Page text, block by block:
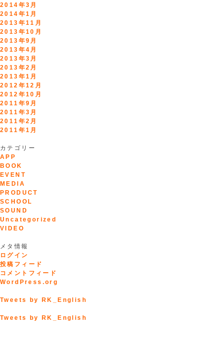
2014年3月
2014年1月
2013年11月
2013年10月
2013年9月
2013年4月
2013年3月
2013年2月
2013年1月
2012年12月
2012年10月
2011年9月
2011年3月
2011年2月
2011年1月
カテゴリー
APP
BOOK
EVENT
MEDIA
PRODUCT
SCHOOL
SOUND
Uncategorized
VIDEO
メタ情報
ログイン
投稿フィード
コメントフィード
WordPress.org
Tweets by RK_English
Tweets by RK_English